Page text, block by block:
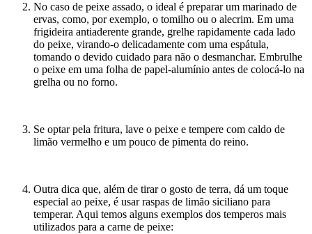
No caso de peixe assado, o ideal é preparar um marinado de
ervas, como, por exemplo, o tomilho ou o alecrim. Em uma
frigideira antiaderente grande, grelhe rapidamente cada lado
do peixe, virando-o delicadamente com uma espátula,
tomando o devido cuidado para não o desmanchar. Embrulhe
o peixe em uma folha de papel-alumínio antes de colocá-lo na
grelha ou no forno.
Se optar pela fritura, lave o peixe e tempere com caldo de
limão vermelho e um pouco de pimenta do reino.
Outra dica que, além de tirar o gosto de terra, dá um toque
especial ao peixe, é usar raspas de limão siciliano para
temperar. Aqui temos alguns exemplos dos temperos mais
utilizados para a carne de peixe: